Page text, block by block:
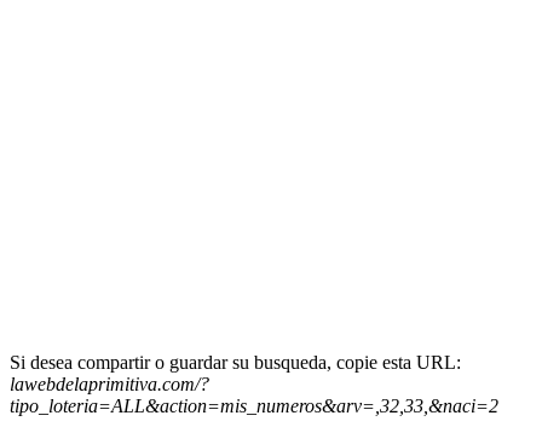
Si desea compartir o guardar su busqueda, copie esta URL:
lawebdelaprimitiva.com/?
tipo_loteria=ALL&action=mis_numeros&arv=,32,33,&naci=2